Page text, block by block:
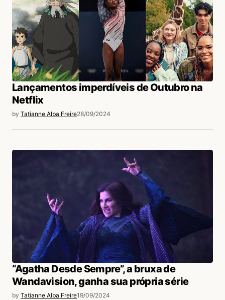
Lançamentos imperdíveis de Outubro na
Netflix
by Tatianne Alba Freire28/09/2024
“Agatha Desde Sempre”, a bruxa de
Wandavision, ganha sua própria série
by Tatianne Alba Freire19/09/2024